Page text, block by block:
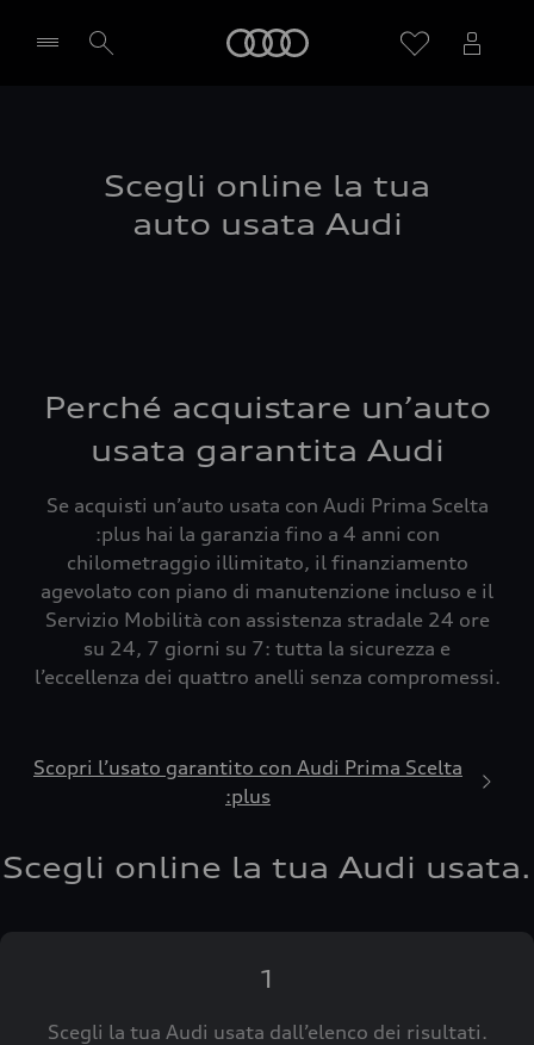
Scegli online la tua
auto usata Audi
Perché acquistare un’auto
usata garantita Audi
Se acquisti un’auto usata con Audi Prima Scelta
:plus hai la garanzia fino a 4 anni con
chilometraggio illimitato, il finanziamento
agevolato con piano di manutenzione incluso e il
Servizio Mobilità con assistenza stradale 24 ore
su 24, 7 giorni su 7: tutta la sicurezza e
l’eccellenza dei quattro anelli senza compromessi.
Scopri l’usato garantito con Audi Prima Scelta
:plus
Scegli online la tua Audi usata.
1
Scegli la tua Audi usata dall’elenco dei risultati.